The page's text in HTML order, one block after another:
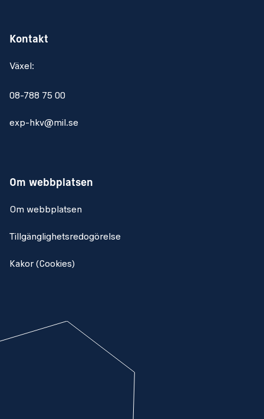
Kontakt
Växel:
08-788 75 00
exp-hkv@mil.se
Om webbplatsen
Om webbplatsen
Tillgänglighetsredogörelse
Kakor (Cookies)